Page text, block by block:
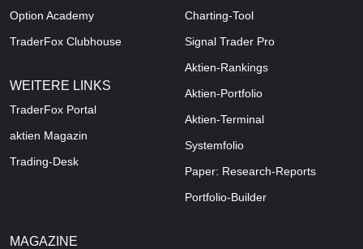
Option Academy
TraderFox Clubhouse
WEITERE LINKS
TraderFox Portal
aktien Magazin
Trading-Desk
Charting-Tool
Signal Trader Pro
Aktien-Rankings
Aktien-Portfolio
Aktien-Terminal
Systemfolio
Paper: Research-Reports
Portfolio-Builder
MAGAZINE